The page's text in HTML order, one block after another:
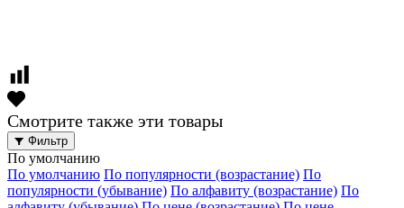
Смотрите также эти товары
Фильтр
По умолчанию
По умолчанию По популярности (возрастание) По
популярности (убывание) По алфавиту (возрастание) По